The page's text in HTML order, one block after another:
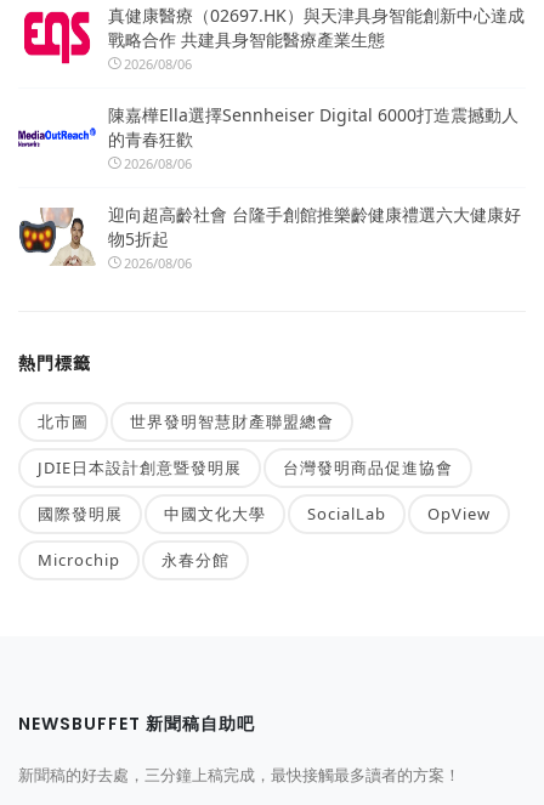
真健康醫療（02697.HK）與天津具身智能創新中心達成
戰略合作 共建具身智能醫療產業生態
2026/08/06
陳嘉樺Ella選擇Sennheiser Digital 6000打造震撼動人
的青春狂歡
2026/08/06
迎向超高齡社會 台隆手創館推樂齡健康禮選六大健康好
物5折起
2026/08/06
熱門標籤
北市圖 世界發明智慧財產聯盟總會
JDIE日本設計創意暨發明展 台灣發明商品促進協會
國際發明展 中國文化大學 SocialLab OpView
Microchip 永春分館
NEWSBUFFET 新聞稿自助吧
新聞稿的好去處，三分鐘上稿完成，最快接觸最多讀者的方案！